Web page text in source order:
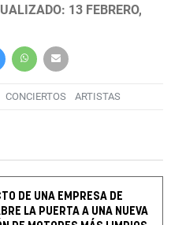
13 FEBRERO,
CONCIERTOS ARTISTAS
DE UNA EMPRESA DE
LA PUERTA A UNA NUEVA